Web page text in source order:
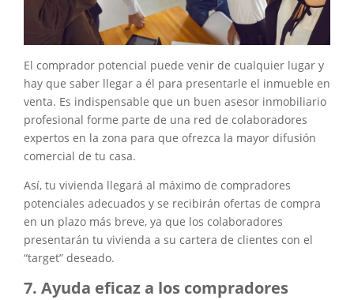
El comprador potencial puede venir de cualquier lugar y
hay que saber llegar a él para presentarle el inmueble en
venta. Es indispensable que un buen asesor inmobiliario
profesional forme parte de una red de colaboradores
expertos en la zona para que ofrezca la mayor difusión
comercial de tu casa.
Así, tu vivienda llegará al máximo de compradores
potenciales adecuados y se recibirán ofertas de compra
en un plazo más breve, ya que los colaboradores
presentarán tu vivienda a su cartera de clientes con el
“target” deseado.
Ayuda eficaz a los compradores